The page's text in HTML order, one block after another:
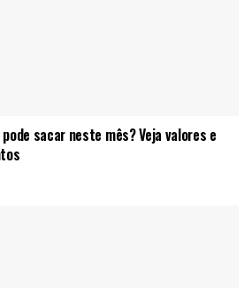
sacar neste mês? Veja valores e